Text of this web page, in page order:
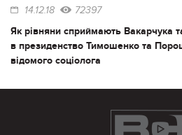
14.12.18 72397
Як рівняни сприймають Вакарчука
в президенство Тимошенко та
відомого соціолога